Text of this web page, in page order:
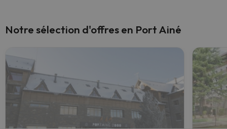
Notre sélection d'offres en Port Ainé